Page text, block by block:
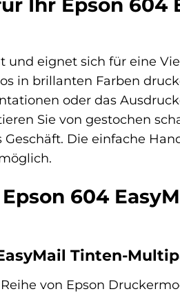
Ihr Epson 604
eignet sich für eine
in brillanten Farben
oder das
Sie von gestochen
Die einfache
604
Tinten-
von Epson